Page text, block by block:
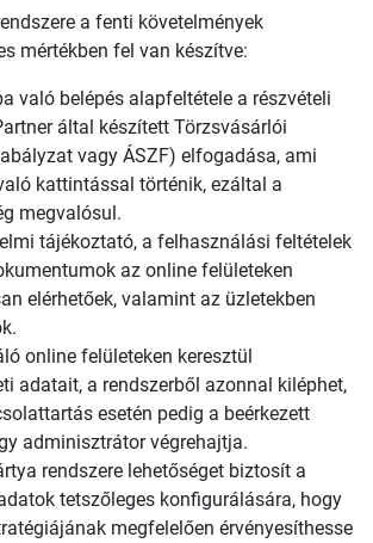
a fenti követelmények
mértékben fel van készítve:
való belépés alapfeltétele a részvételi
által készített Törzsvásárlói
vagy ÁSZF) elfogadása, ami
kattintással történik, ezáltal a
megvalósul.
tájékoztató, a felhasználási feltételek
az online felületeken
elérhetőek, valamint az üzletekben
online felületeken keresztül
adatait, a rendszerből azonnal kiléphet,
esetén pedig a beérkezett
adminisztrátor végrehajtja.
rendszere lehetőséget biztosít a
tetszőleges konfigurálására, hogy
megfelelően érvényesíthesse